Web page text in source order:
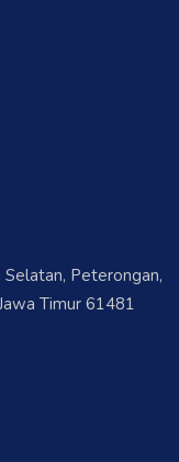
Peterongan,
Timur 61481